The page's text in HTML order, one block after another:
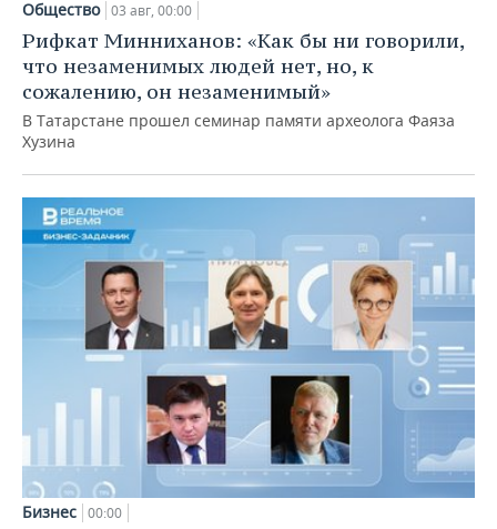
Общество 03 авг, 00:00
Рифкат Минниханов: «Как бы ни говорили,
что незаменимых людей нет, но, к
сожалению, он незаменимый»
В Татарстане прошел семинар памяти археолога Фаяза
Хузина
Бизнес 00:00